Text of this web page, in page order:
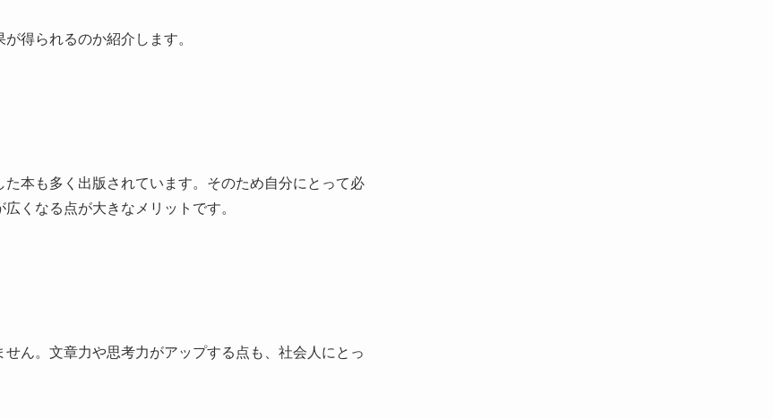
得られるのか紹介します。
本も多く出版されています。そのため自分にとって必
くなる点が大きなメリットです。
ん。文章力や思考力がアップする点も、社会人にとっ